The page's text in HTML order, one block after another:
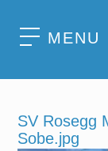
MENU
SV Rosegg
Sobe.jpg